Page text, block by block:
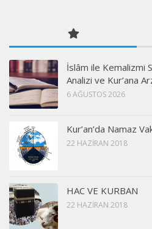
İslâm ile Kemalizmi
Analizi ve Kur’ana
6 AĞUSTOS 2026
Kur’an’da Namaz
22 HAZIRAN 2018
HAC VE KURBAN
22 HAZIRAN 2018